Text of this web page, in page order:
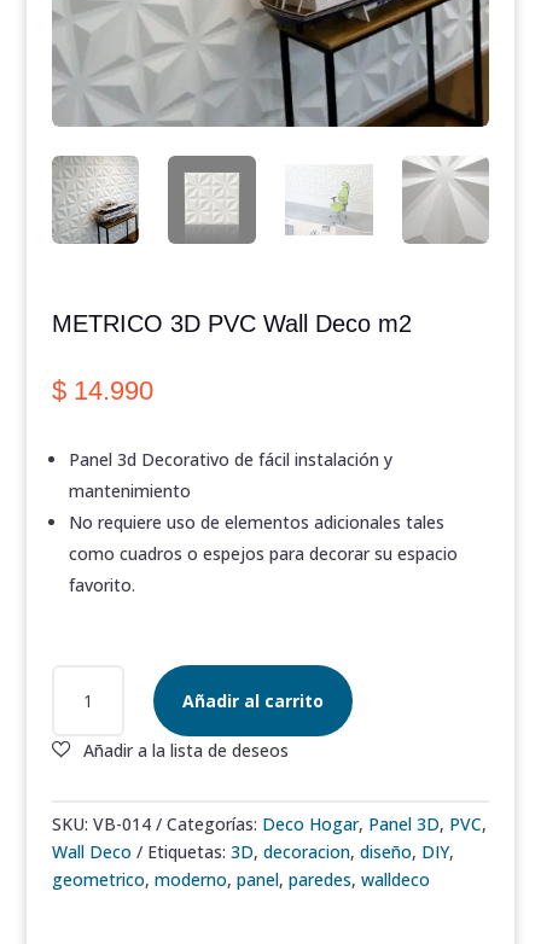
METRICO 3D PVC Wall Deco m2
$14.990
Panel 3d Decorativo de fácil instalación y
mantenimiento
No requiere uso de elementos adicionales tales
como cuadros o espejos para decorar su espacio
favorito.
WALL
M2
CANTIDAD
Añadir al carrito
SKU: VB-014 Categorías: Deco Hogar, Panel 3D, PVC,
Wall Deco
Etiquetas: 3D, decoracion, diseño, DIY,
geometrico, moderno, panel, paredes, walldeco